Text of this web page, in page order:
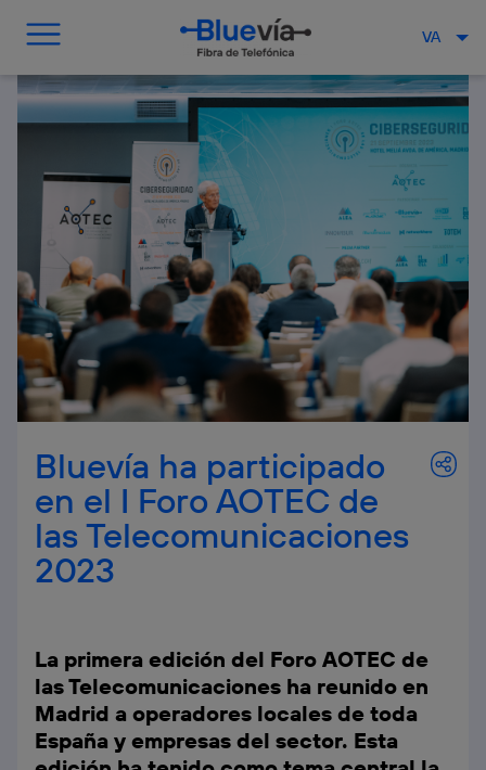
VA
Bluevía ha participado
en el I Foro AOTEC de
las Telecomunicaciones
2023
La primera edición del Foro AOTEC de
las Telecomunicaciones ha reunido en
Madrid a operadores locales de toda
España y empresas del sector. Esta